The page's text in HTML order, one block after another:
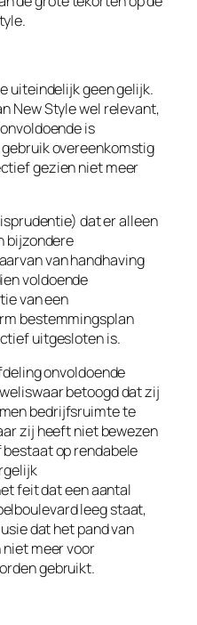
uiteindelijk geen gelijk.
New Style wel relevant,
is
overeenkomstig
gezien niet meer
dat er alleen
bijzondere
van handhaving
voldoende
van een
bestemmingsplan
uitgesloten is.
onvoldoende
betoogd dat zij
bedrijfsruimte te
zij heeft niet bewezen
bestaat op rendabele
feit dat een aantal
leeg staat,
dat het pand van
meer voor
gebruikt.